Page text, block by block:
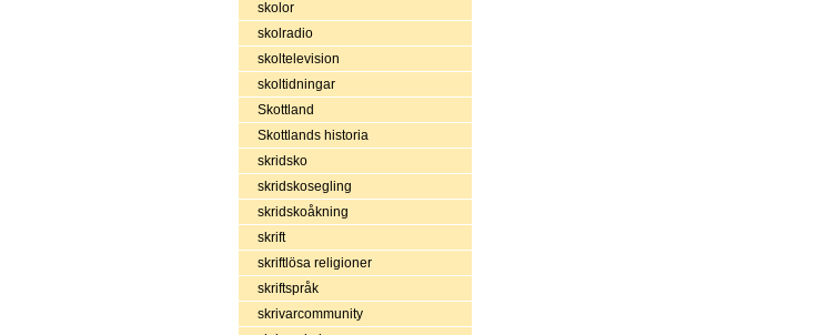
skolor
skolradio
skoltelevision
skoltidningar
Skottland
Skottlands historia
skridsko
skridskosegling
skridskoåkning
skrift
skriftlösa religioner
skriftspråk
skrivarcommunity